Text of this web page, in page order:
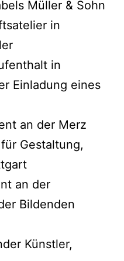
Müller & Sohn
in
in
Einladung eines
an der Merz
Gestaltung,
an der
Bildenden
Künstler,